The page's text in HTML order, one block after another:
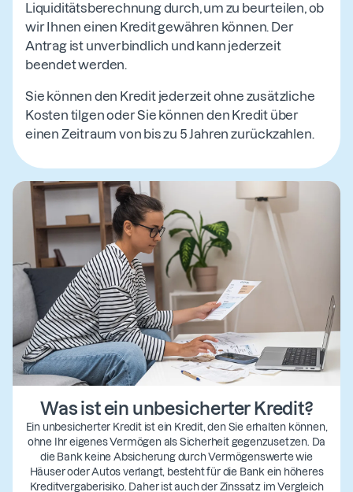
Liquiditätsberechnung durch, um zu beurteilen, ob
wir Ihnen einen Kredit gewähren können. Der
Antrag ist unverbindlich und kann jederzeit
beendet werden.
Sie können den Kredit jederzeit ohne zusätzliche
Kosten tilgen oder Sie können den Kredit über
einen Zeitraum von bis zu 5 Jahren zurückzahlen.
Was ist ein unbesicherter Kredit?
Ein unbesicherter Kredit ist ein Kredit, den Sie erhalten können,
ohne Ihr eigenes Vermögen als Sicherheit gegenzusetzen. Da
die Bank keine Absicherung durch Vermögenswerte wie
Häuser oder Autos verlangt, besteht für die Bank ein höheres
Kreditvergaberisiko. Daher ist auch der Zinssatz im Vergleich